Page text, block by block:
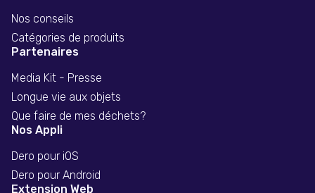
Nos conseils
Catégories de produits
Partenaires
Media Kit - Presse
Longue vie aux objets
Que faire de mes déchets?
Nos Appli
Dero pour iOS
Dero pour Android
Extension Web